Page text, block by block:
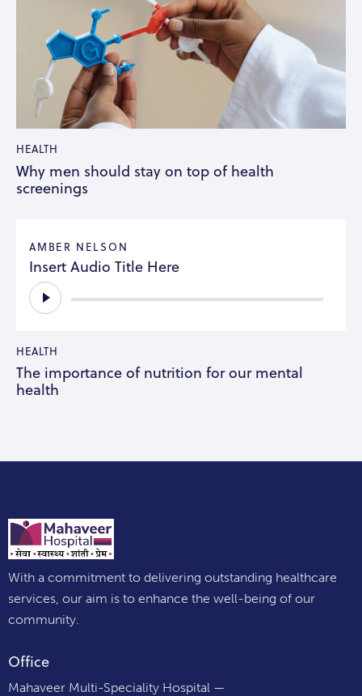
HEALTH
Why men should stay on top of health
screenings
AMBER NELSON
Insert Audio Title Here
Audio
Player
HEALTH
The importance of nutrition for our mental
health
With a commitment to delivering outstanding healthcare
services, our aim is to enhance the well-being of our
community.
Office
Mahaveer Multi-Speciality Hospital —